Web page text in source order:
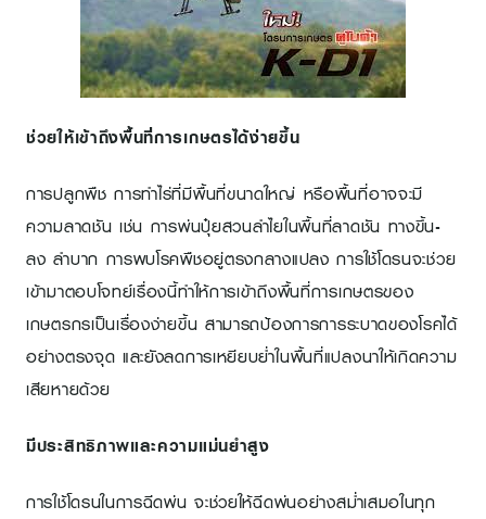
ช่วยให้เข้าถึงพื้นที่การเกษตรได้ง่ายขึ้น
การปลูกพืช การทำไร่ที่มีพื้นที่ขนาดใหญ่ หรือพื้นที่อาจจะมี
ความลาดชัน เช่น การพ่นปุ๋ยสวนลำไยในพื้นที่ลาดชัน ทางขึ้น-
ลง ลำบาก การพบโรคพืชอยู่ตรงกลางแปลง การใช้โดรนจะช่วย
เข้ามาตอบโจทย์เรื่องนี้ทำให้การเข้าถึงพื้นที่การเกษตรของ
เกษตรกรเป็นเรื่องง่ายขึ้น สามารถป้องการการระบาดของโรคได้
อย่างตรงจุด และยังลดการเหยียบย่ำในพื้นที่แปลงนาให้เกิดความ
เสียหายด้วย
มีประสิทธิภาพและความแม่นยําสูง
การใช้โดรนในการฉีดพ่น จะช่วยให้ฉีดพ่นอย่างสม่ำเสมอในทุก